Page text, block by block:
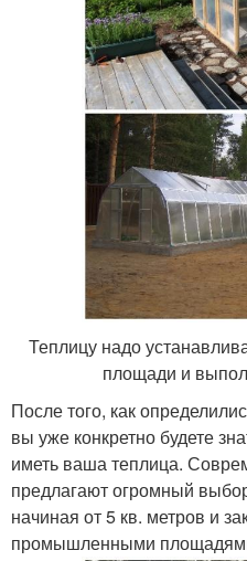
Теплицу надо
площади и
После того, как
вы уже конкретно будете
иметь ваша теплица.
предлагают огромный
начиная от 5 кв. метров и
промышленными